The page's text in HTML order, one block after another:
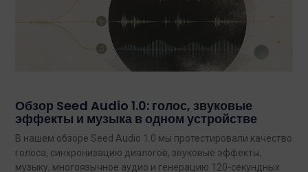
Обзор Seed Audio 1.0: голос, звуковые
эффекты и музыка в одном устройстве
В нашем обзоре Seed Audio 1.0 мы протестировали качество
голоса, синхронизацию диалогов, звуковые эффекты,
музыку, многоязычное аудио и генерацию 120-секундных